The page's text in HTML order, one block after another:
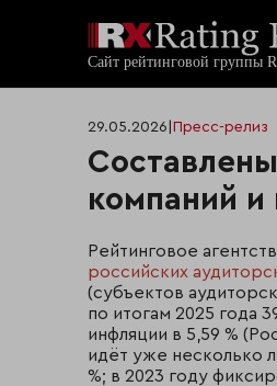
29.05.2026 Пресс-релиз
компаний и
Рейтинговое
российских
(субъектов
по итогам 2025 года
инфляции в 5,59 %
идёт уже несколько
%; в 2023 году